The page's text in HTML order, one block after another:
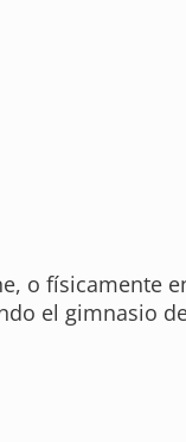
o físicamente
el gimnasio